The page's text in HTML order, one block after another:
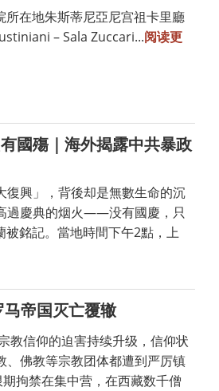
在地朱斯蒂尼亞尼宫祖卡里廳
– Sala Zuccari...阅读更
國殤｜海外揭露中共暴政
興」，背後却是無數生命的沉
過慶典的烟火——没有國慶，只
銘記。當地時間下午2點，上
帝国灭亡覆辙
教信仰的迫害持续升级，信仰状
、佛教等宗教团体都遭到严厉镇
拘禁在集中营，在西藏数千僧